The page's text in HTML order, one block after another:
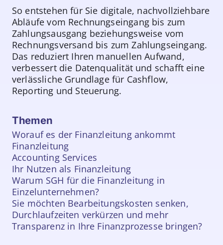
So entstehen für Sie digitale, nachvollziehbare
Abläufe vom Rechnungseingang bis zum
Zahlungsausgang beziehungsweise vom
Rechnungsversand bis zum Zahlungseingang.
Das reduziert Ihren manuellen Aufwand,
verbessert die Datenqualität und schafft eine
verlässliche Grundlage für Cashflow,
Reporting und Steuerung.
Themen
Worauf es der Finanzleitung ankommt
Finanzleitung
Accounting Services
Ihr Nutzen als Finanzleitung
Warum SGH für die Finanzleitung in
Einzelunternehmen?
Sie möchten Bearbeitungskosten senken,
Durchlaufzeiten verkürzen und mehr
Transparenz in Ihre Finanzprozesse bringen?